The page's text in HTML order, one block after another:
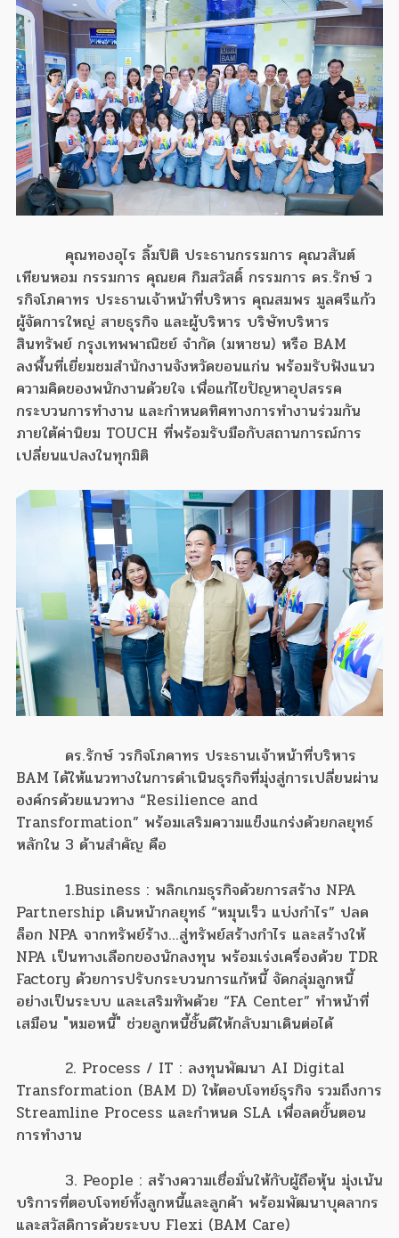
คุณทองอุไร ลิ้มปิติ ประธานกรรมการ คุณวสันต์
เทียนหอม กรรมการ คุณยศ กิมสวัสดิ์ กรรมการ ดร.รักษ์ ว
รกิจโภคาทร ประธานเจ้าหน้าที่บริหาร คุณสมพร มูลศรีแก้ว
ผู้จัดการใหญ่ สายธุรกิจ และผู้บริหาร บริษัทบริหาร
สินทรัพย์ กรุงเทพพาณิชย์ จำกัด (มหาชน) หรือ BAM
ลงพื้นที่เยี่ยมชมสำนักงานจังหวัดขอนแก่น พร้อมรับฟังแนว
ความคิดของพนักงานด้วยใจ เพื่อแก้ไขปัญหาอุปสรรค
กระบวนการทำงาน และกำหนดทิศทางการทำงานร่วมกัน
ภายใต้ค่านิยม TOUCH ที่พร้อมรับมือกับสถานการณ์การ
เปลี่ยนแปลงในทุกมิติ
ดร.รักษ์ วรกิจโภคาทร ประธานเจ้าหน้าที่บริหาร
BAM ได้ให้แนวทางในการดำเนินธุรกิจที่มุ่งสู่การเปลี่ยนผ่าน
องค์กรด้วยแนวทาง “Resilience and
Transformation” พร้อมเสริมความแข็งแกร่งด้วยกลยุทธ์
หลักใน 3 ด้านสำคัญ คือ
1.Business : พลิกเกมธุรกิจด้วยการสร้าง NPA
Partnership เดินหน้ากลยุทธ์ “หมุนเร็ว แบ่งกำไร” ปลด
ล็อก NPA จากทรัพย์ร้าง...สู่ทรัพย์สร้างกำไร และสร้างให้
NPA เป็นทางเลือกของนักลงทุน พร้อมเร่งเครื่องด้วย TDR
Factory ด้วยการปรับกระบวนการแก้หนี้ จัดกลุ่มลูกหนี้
อย่างเป็นระบบ และเสริมทัพด้วย “FA Center” ทำหน้าที่
เสมือน "หมอหนี้" ช่วยลูกหนี้ชั้นดีให้กลับมาเดินต่อได้
2. Process / IT : ลงทุนพัฒนา AI Digital
Transformation (BAM D) ให้ตอบโจทย์ธุรกิจ รวมถึงการ
Streamline Process และกำหนด SLA เพื่อลดขั้นตอน
การทำงาน
3. People : สร้างความเชื่อมั่นให้กับผู้ถือหุ้น มุ่งเน้น
บริการที่ตอบโจทย์ทั้งลูกหนี้และลูกค้า พร้อมพัฒนาบุคลากร
และสวัสดิการด้วยระบบ Flexi (BAM Care)